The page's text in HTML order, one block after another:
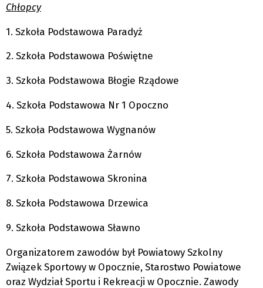
Chłopcy
1. Szkoła Podstawowa Paradyż
2. Szkoła Podstawowa Poświętne
3. Szkoła Podstawowa Błogie Rządowe
4. Szkoła Podstawowa Nr 1 Opoczno
5. Szkoła Podstawowa Wygnanów
6. Szkoła Podstawowa Żarnów
7. Szkoła Podstawowa Skronina
8. Szkoła Podstawowa Drzewica
9. Szkoła Podstawowa Sławno
Organizatorem zawodów był Powiatowy Szkolny
Związek Sportowy w Opocznie, Starostwo Powiatowe
oraz Wydział Sportu i Rekreacji w Opocznie. Zawody